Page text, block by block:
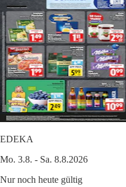
EDEKA
Mo. 3.8. - Sa. 8.8.2026
Nur noch heute gültig